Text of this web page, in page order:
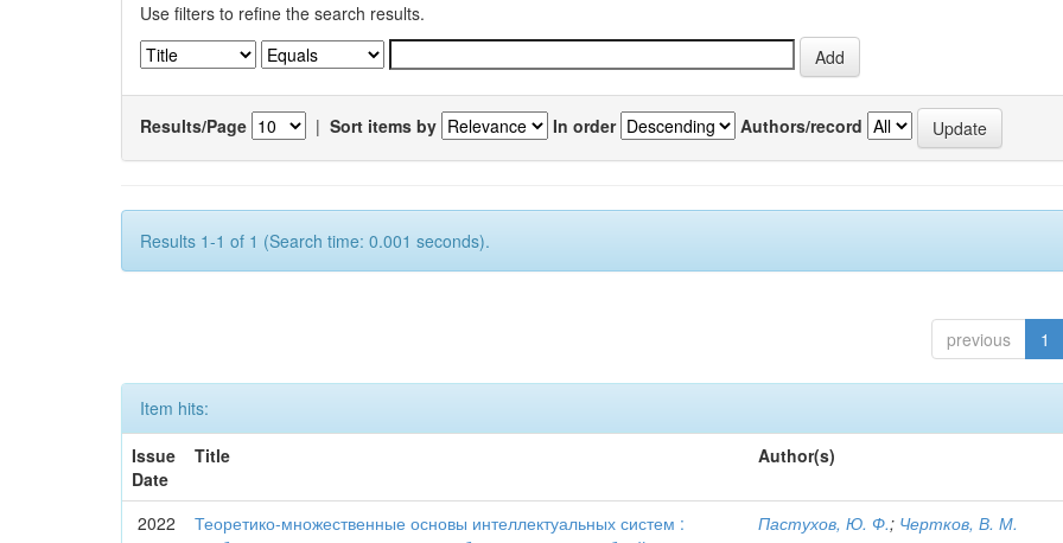
Use filters to refine the search results.
Results/Page | Sort items by In order Authors/record
Results 1-1 of 1 (Search time: 0.001 seconds).
previous 1
Item hits:
Issue
Date
Title Author(s)
2022
Теоретико-множественные основы интеллектуальных систем :
Пастухов, Ю. Ф.; Чертков, В. М.